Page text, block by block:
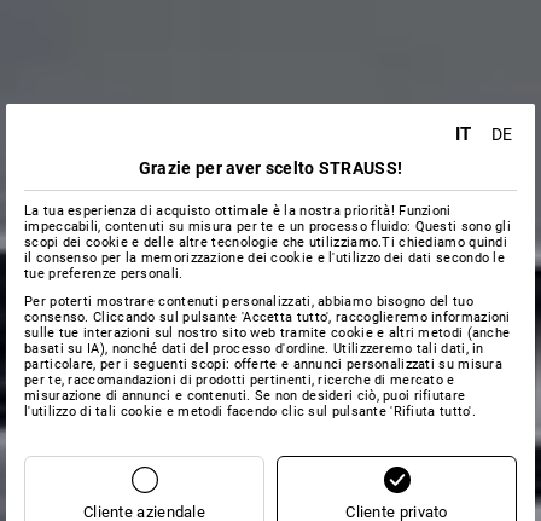
IT
DE
Grazie per aver scelto STRAUSS!
La tua esperienza di acquisto ottimale è la nostra priorità! Funzioni
impeccabili, contenuti su misura per te e un processo fluido: Questi sono gli
scopi dei cookie e delle altre tecnologie che utilizziamo.Ti chiediamo quindi
il consenso per la memorizzazione dei cookie e l'utilizzo dei dati secondo le
tue preferenze personali.
Per poterti mostrare contenuti personalizzati, abbiamo bisogno del tuo
consenso. Cliccando sul pulsante 'Accetta tutto', raccoglieremo informazioni
sulle tue interazioni sul nostro sito web tramite cookie e altri metodi (anche
basati su IA), nonché dati del processo d'ordine. Utilizzeremo tali dati, in
particolare, per i seguenti scopi: offerte e annunci personalizzati su misura
per te, raccomandazioni di prodotti pertinenti, ricerche di mercato e
misurazione di annunci e contenuti. Se non desideri ciò, puoi rifiutare
l'utilizzo di tali cookie e metodi facendo clic sul pulsante 'Rifiuta tutto'.
Cliente aziendale Cliente privato